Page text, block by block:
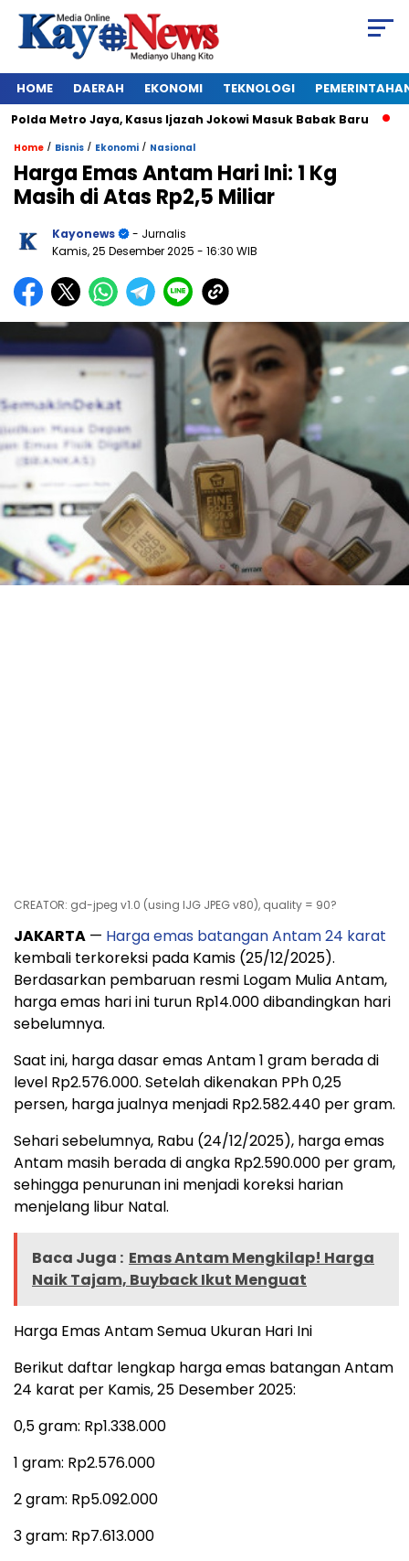
HOME DAERAH EKONOMI TEKNOLOGI
Metro Jaya, Kasus Ijazah Jokowi Masuk Babak Baru
Home / Bisnis / Ekonomi / Nasional
Harga Emas Antam Hari Ini: 1 Kg
Masih di Atas Rp2,5 Miliar
Kayonews
- Jurnalis
Kamis, 25 Desember 2025 - 16:30 WIB
CREATOR: gd-jpeg v1.0 (using IJG JPEG v80), quality = 90?
JAKARTA — Harga emas batangan Antam 24 karat
kembali terkoreksi pada Kamis (25/12/2025).
Berdasarkan pembaruan resmi Logam Mulia Antam,
harga emas hari ini turun Rp14.000 dibandingkan hari
sebelumnya.
Saat ini, harga dasar emas Antam 1 gram berada di
level Rp2.576.000. Setelah dikenakan PPh 0,25
persen, harga jualnya menjadi Rp2.582.440 per gram.
Sehari sebelumnya, Rabu (24/12/2025), harga emas
Antam masih berada di angka Rp2.590.000 per gram,
sehingga penurunan ini menjadi koreksi harian
menjelang libur Natal.
Baca Juga : Emas Antam Mengkilap! Harga
Naik Tajam, Buyback Ikut Menguat
Harga Emas Antam Semua Ukuran Hari Ini
Berikut daftar lengkap harga emas batangan Antam
24 karat per Kamis, 25 Desember 2025:
0,5 gram: Rp1.338.000
1 gram: Rp2.576.000
2 gram: Rp5.092.000
3 gram: Rp7.613.000